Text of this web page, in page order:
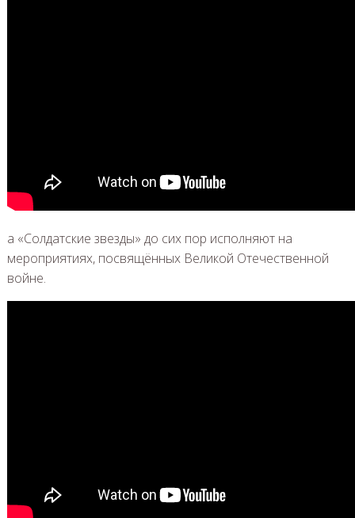
а «Солдатские звезды» до сих пор исполняют на
мероприятиях, посвящённых Великой Отечественной
войне.